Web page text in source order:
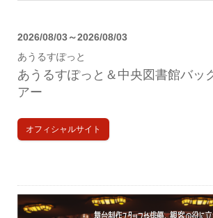
2026/08/03～2026/08/03
あうるすぽっと
あうるすぽっと＆中央図書館バッ
アー
オフィシャルサイト